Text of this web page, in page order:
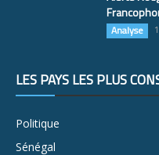
Analyse
LES PAYS LES PLUS
Politique
Sénégal